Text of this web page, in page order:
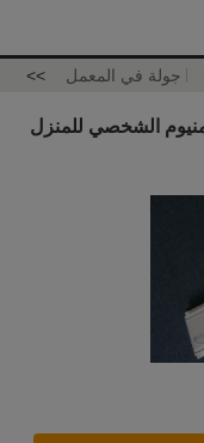
جولة في المعمل >>